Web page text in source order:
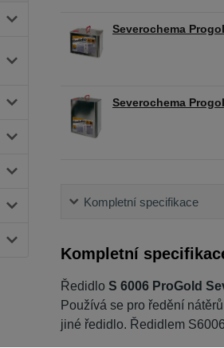
Severochema
Severochema
Kompletní specifikace
Kompletní
Ředidlo S 6006 ProGold
Používá se pro ředění
jiné ředidlo. Ředidlem